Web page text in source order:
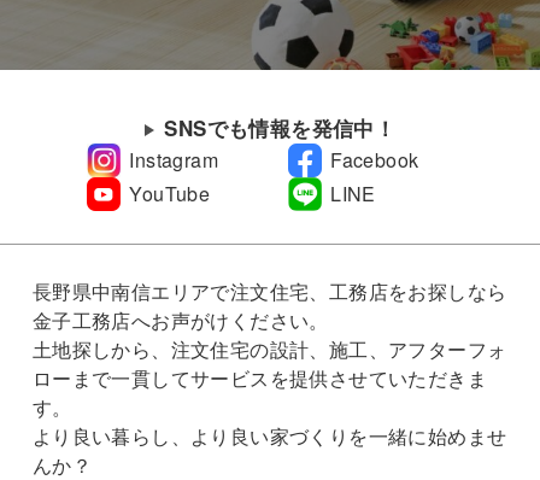
SNSでも情報を発信中！
Instagram
Facebook
YouTube
LINE
長野県中南信エリアで注文住宅、工務店をお探しなら
金子工務店へお声がけください。
土地探しから、注文住宅の設計、施工、アフターフォ
ローまで一貫してサービスを提供させていただきま
す。
より良い暮らし、より良い家づくりを一緒に始めませ
んか？